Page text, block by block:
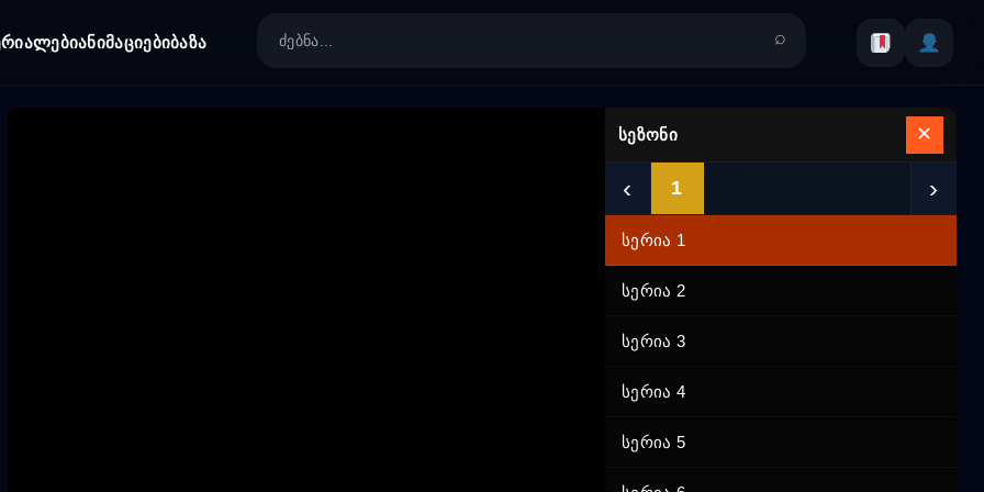
ანიმაციებიბაზა
სეზონი ✕
‹ 1 ›
სერია 1
სერია 2
სერია 3
სერია 4
სერია 5